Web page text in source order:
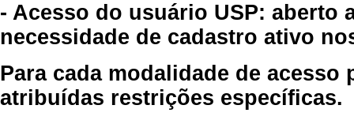
- Acesso do usuário USP: aberto
necessidade de cadastro ativo
Para cada modalidade de
atribuídas restrições específicas.